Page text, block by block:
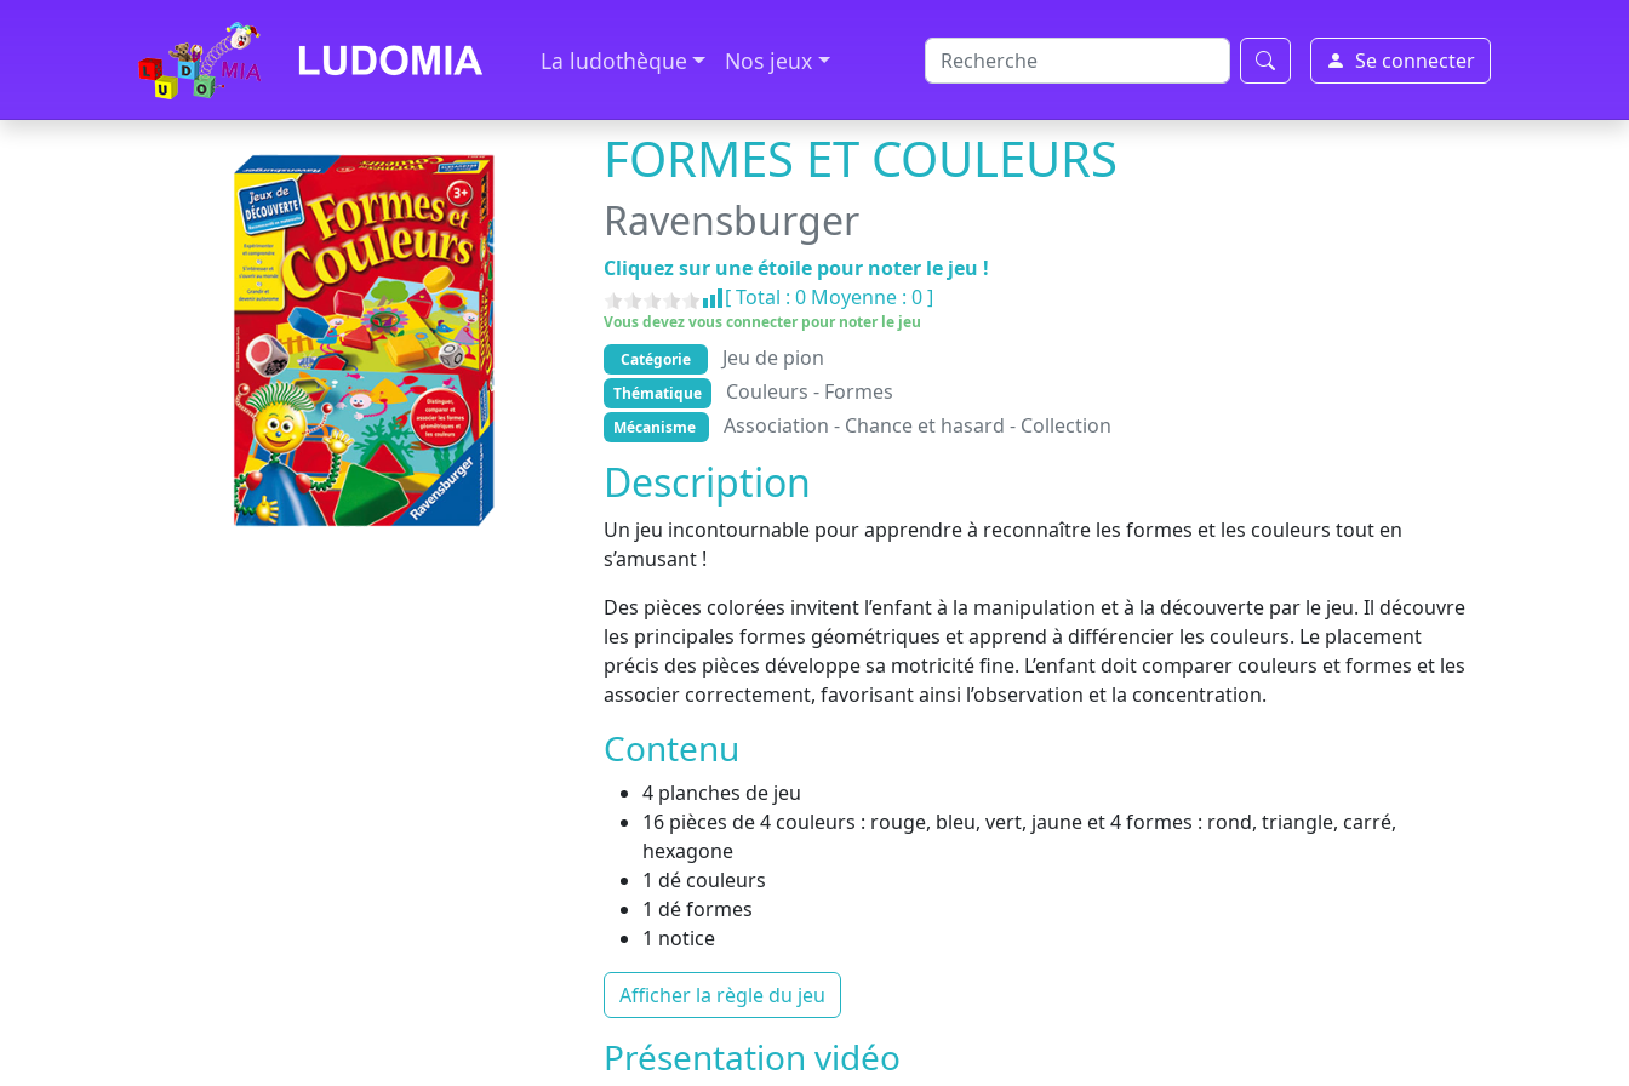
La ludothèque Nos jeux Se connecter
FORMES ET COULEURS
Ravensburger
Cliquez sur une étoile pour noter le jeu !
[ Total : 0 Moyenne : 0]
Vous devez vous connecter pour noter le jeu
Catégorie
Jeu de pion
Thématique Couleurs - Formes
Mécanisme Association - Chance et hasard - Collection
Description
Un jeu incontournable pour apprendre à reconnaître les formes et les couleurs tout en
s’amusant !
Des pièces colorées invitent l’enfant à la manipulation et à la découverte par le jeu. Il découvre
les principales formes géométriques et apprend à différencier les couleurs. Le placement
précis des pièces développe sa motricité fine. L’enfant doit comparer couleurs et formes et les
associer correctement, favorisant ainsi l’observation et la concentration.
Contenu
4 planches de jeu
16 pièces de 4 couleurs : rouge, bleu, vert, jaune et 4 formes : rond, triangle, carré,
hexagone
1 dé couleurs
1 dé formes
1 notice
Afficher la règle du jeu
Présentation vidéo